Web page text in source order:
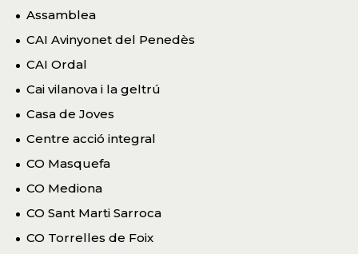
Assamblea
CAI Avinyonet del Penedès
CAI Ordal
Cai vilanova i la geltrú
Casa de Joves
Centre acció integral
CO Masquefa
CO Mediona
CO Sant Marti Sarroca
CO Torrelles de Foix